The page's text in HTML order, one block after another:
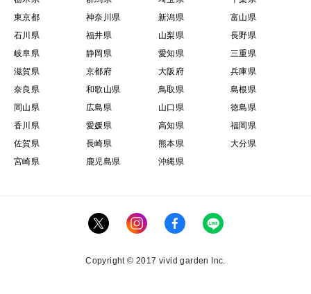
東京都
神奈川県 新潟県
富山県
石川県
福井県 山梨県
長野県
岐阜県
静岡県 愛知県
三重県
滋賀県
京都府 大阪府
兵庫県
奈良県
和歌山県 鳥取県
島根県
岡山県
広島県 山口県
徳島県
香川県
愛媛県 高知県
福岡県
佐賀県
長崎県 熊本県
大分県
宮崎県
鹿児島県 沖縄県
Copyright © 2017 vivid garden Inc.